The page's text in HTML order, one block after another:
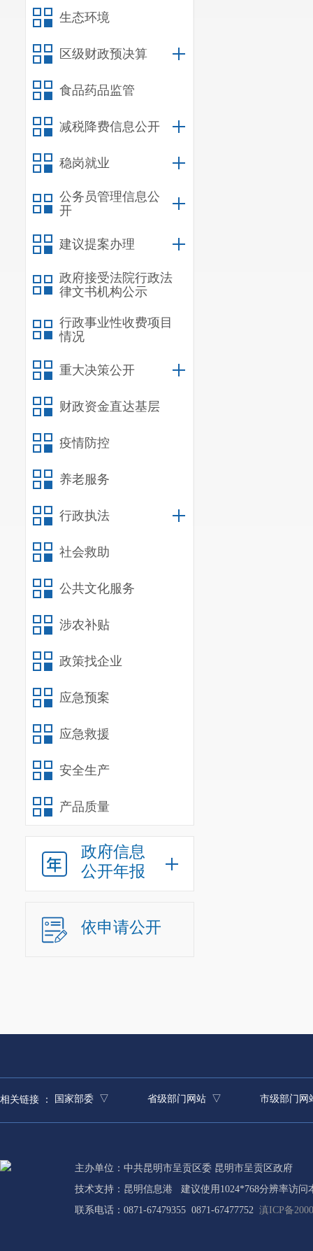
生态环境
区级财政预决算
食品药品监管
减税降费信息公开
稳岗就业
公务员管理信息公
开
建议提案办理
政府接受法院行政法
律文书机构公示
行政事业性收费项目
情况
重大决策公开
财政资金直达基层
疫情防控
养老服务
行政执法
社会救助
公共文化服务
涉农补贴
政策找企业
应急预案
应急救援
安全生产
产品质量
政府信息
公开年报
依申请公开
党工委宣传委
负责宣传
委、志愿者服
相关链接 ： 国家部委 ▽ 省级部门网站 ▽ 市级部门
主办单位：中共昆明市呈贡区委 昆明市呈贡区政府
技术支持： 昆明信息港 建议使用1024*768分辨率访问
联系电话：0871-67479355 0871-67477752 滇ICP备